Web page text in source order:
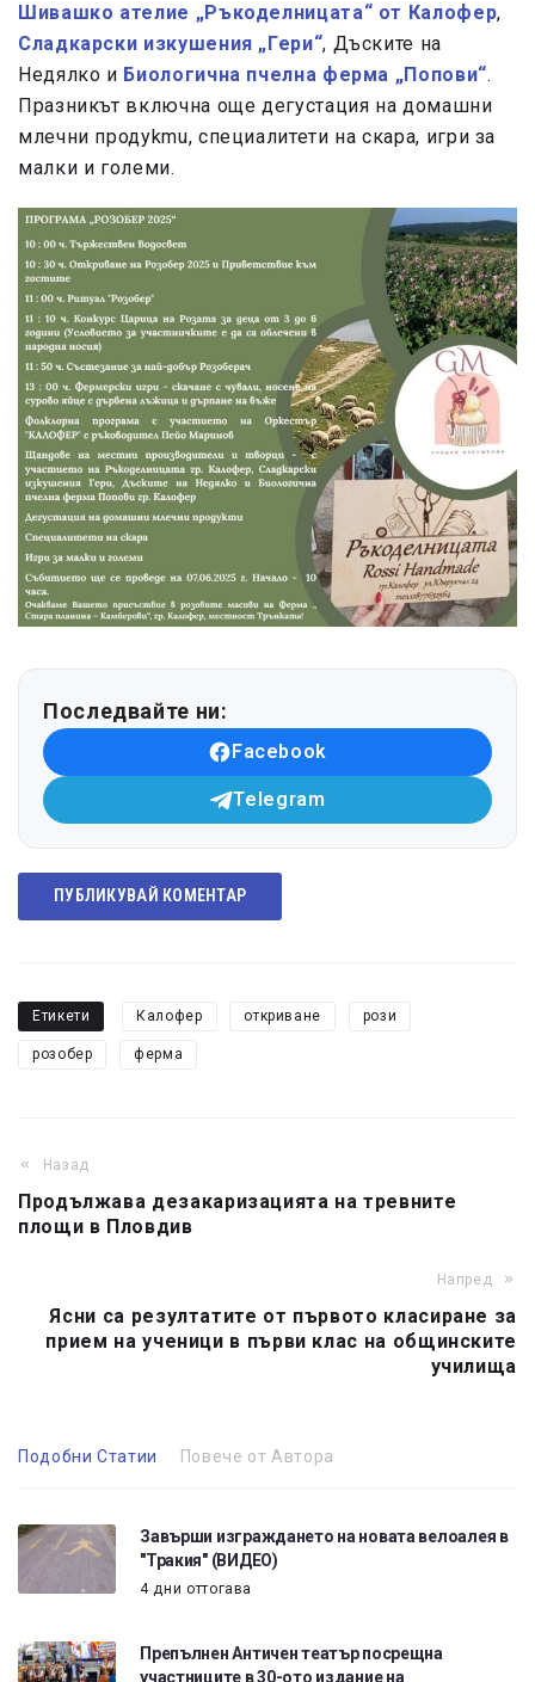
Шивашко ателие „Ръкоделницата“ от Калофер,
Сладкарски изкушения „Гери“, Дъските на
Недялко и Биологична пчелна ферма „Попови“.
Празникът включна още дегустация на домашни
млечни продуkmu, специалитети на скара, игри за
малки и големи.
Последвайте ни:
Facebook
Telegram
ПУБЛИКУВАЙ КОМЕНТАР
Етикети Калофер откриване рози
розобер ферма
Назад
Продължава дезакаризацията на тревните
площи в Пловдив
Напред
Ясни са резултатите от първото класиране за
прием на ученици в първи клас на общинските
училища
Подобни Статии Повече от Автора
Завърши изграждането на новата велоалея в
"Тракия" (ВИДЕО)
4 дни оттогава
Препълнен Античен театър посрещна
участниците в 30-ото издание на